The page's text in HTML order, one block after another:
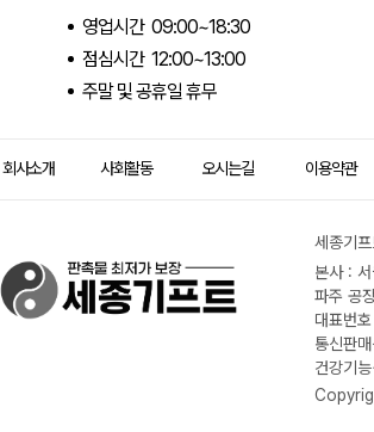
영업시간 09:00~18:30
점심시간 12:00~13:00
주말 및 공휴일 휴무
회사소개 사회활동 오시는길 이용약관
세종기
본사 :
파주 공
대표번
통신판
건강기